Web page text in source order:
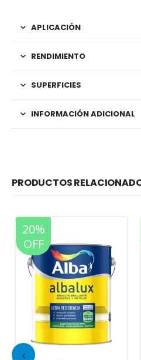
APLICACIÓN
RENDIMIENTO
SUPERFICIES
INFORMACIÓN ADICIONAL
PRODUCTOS
20%
OFF